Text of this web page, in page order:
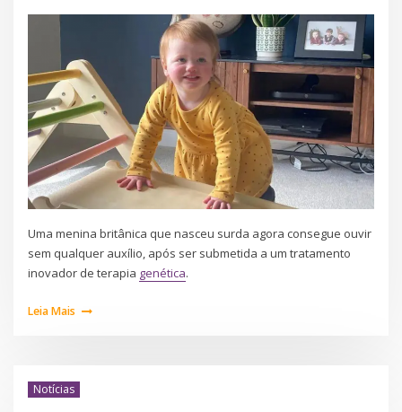
Uma menina britânica que nasceu surda agora consegue ouvir
sem qualquer auxílio, após ser submetida a um tratamento
inovador de terapia genética.
Leia Mais
Notícias